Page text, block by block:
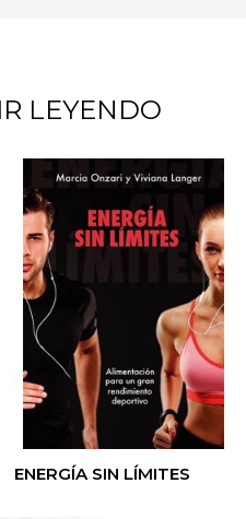
LEYENDO
ENERGÍA SIN LÍMITES